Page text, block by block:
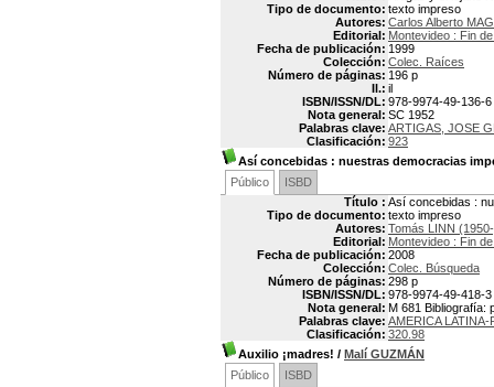
Tipo de documento: texto impreso
Autores: Carlos Alberto
Editorial: Montevideo : Fin
Fecha de publicación: 1999
Colección: Colec. Raíces
Número de páginas: 196 p
Il.: il
ISBN/ISSN/DL: 978-9974-49-136-6
Nota general: SC 1952
Palabras clave: ARTIGAS, JOSE
Clasificación: 923
Así concebidas : nuestras democracias
Público
ISBD
Título : Así concebidas :
Tipo de documento: texto impreso
Autores: Tomás LINN
Editorial: Montevideo : Fin
Fecha de publicación: 2008
Colección: Colec. Búsqueda
Número de páginas: 298 p
ISBN/ISSN/DL: 978-9974-49-418-3
Nota general: M 681 Bibliografía:
Palabras clave: AMERICA
Clasificación: 320.98
Auxilio ¡madres! / Malí GUZMÁN
Público
ISBD